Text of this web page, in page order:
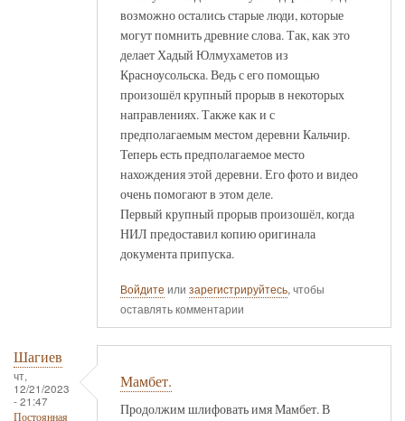
возможно остались старые люди, которые
могут помнить древние слова. Так, как это
делает Хадый Юлмухаметов из
Красноусольска. Ведь с его помощью
произошёл крупный прорыв в некоторых
направлениях. Также как и с
предполагаемым местом деревни Кальчир.
Теперь есть предполагаемое место
нахождения этой деревни. Его фото и видео
очень помогают в этом деле.
Первый крупный прорыв произошёл, когда
НИЛ предоставил копию оригинала
документа припуска.
Войдите или зарегистрируйтесь, чтобы
оставлять комментарии
Шагиев
чт,
12/21/2023
- 21:47
Постоянная
Мамбет.
Продолжим шлифовать имя Мамбет. В